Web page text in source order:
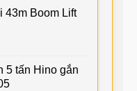
43m Boom Lift
5 tấn Hino gắn